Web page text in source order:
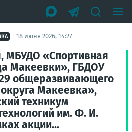
18 июня 2026, 14:27
МБУДО «Спортивная
Макеевки», ГБДОУ
общеразвивающего
Макеевка»,
техникум
им. Ф. И.
акции...